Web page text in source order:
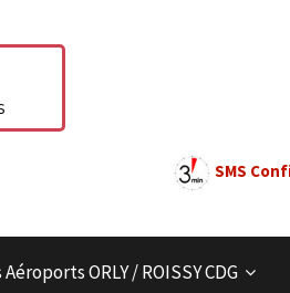
SMS
Aéroports ORLY / ROISSY CDG